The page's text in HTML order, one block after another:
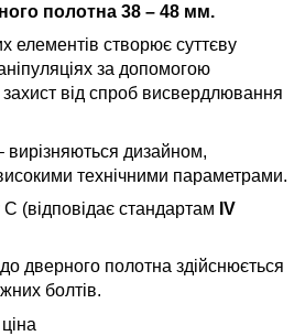
полотна 38 – 48 мм.
елементів створює суттєву
за допомогою
від спроб висвердлювання
вирізняються дизайном,
технічними параметрами.
(відповідає стандартам IV
дверного полотна здійснюється
болтів.
ціна